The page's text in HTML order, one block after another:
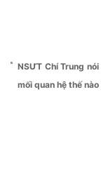
NSƯT Chí Trung
mối quan hệ thế nào